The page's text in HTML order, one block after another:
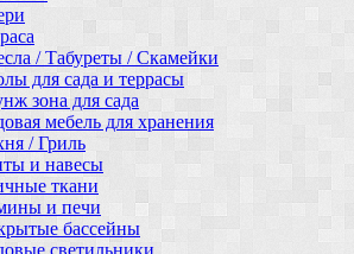
/ Табуреты / Скамейки
для сада и террасы
зона для сада
мебель для хранения
/ Гриль
и навесы
ткани
и печи
бассейны
светильники